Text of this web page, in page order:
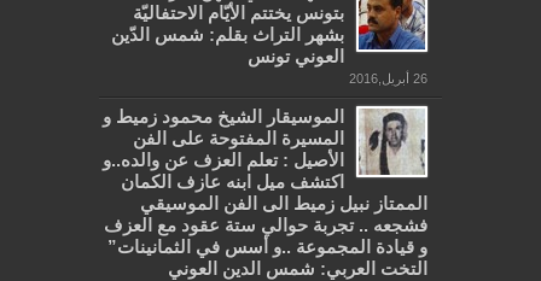
بتونس يختتم الأيّام الاحتفاليّة
بشهر التراث بقلم: شمس الدّين
العوني تونس
26 أبريل,2016
الموسيقار الشيخ محمود زميط و
المسيرة المفتوحة على الفن
الأصيل : تعلم العزف عن والده..و
اكتشف ميل ابنه عازف الكمان
الممتاز نبيل زميط الى الفن الموسيقي
فشجعه .. تجربة حوالي ستة عقود مع العزف
و قيادة المجموعة ..و أسس في الثمانينات”
التخت العربي: شمس الدين العوني